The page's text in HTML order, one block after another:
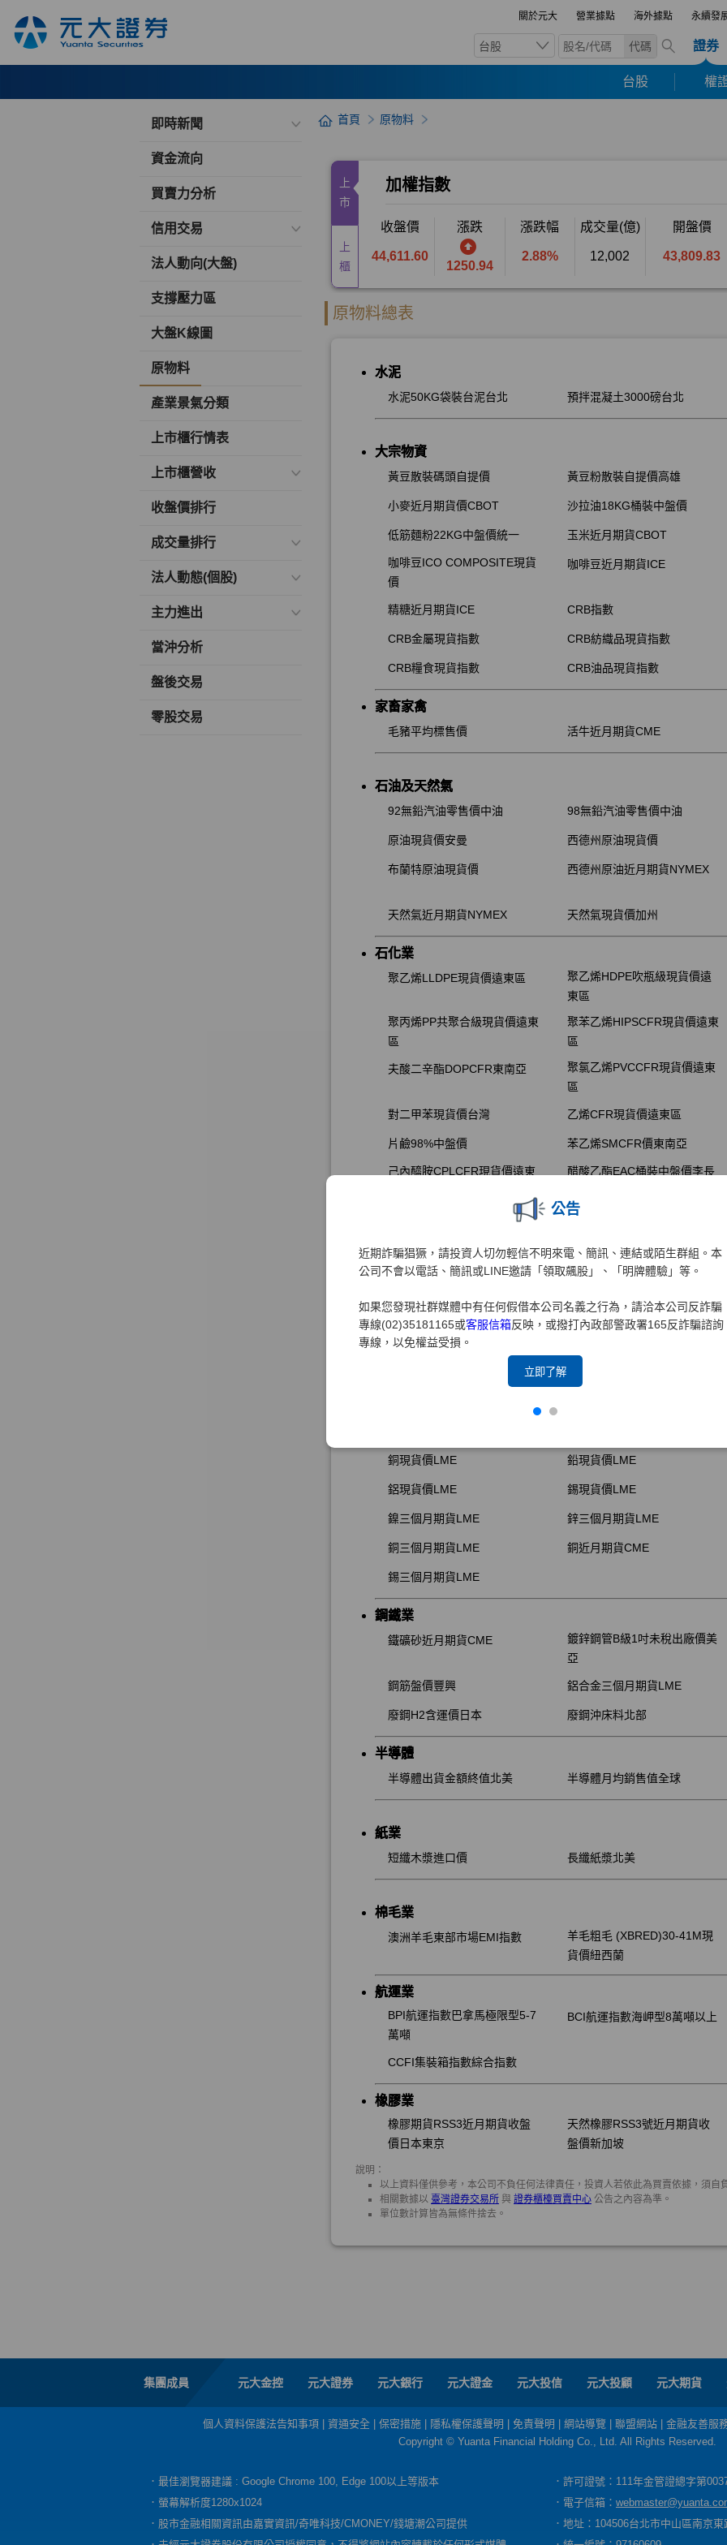
關於元大 營業據點 海外據點 永續發
台股 代碼 證券
台股 權
公告
近期詐騙猖獗，請投資人切勿輕信不明來電、簡訊、連結或陌生群組。本
公司不會以電話、簡訊或LINE邀請「領取飆股」、「明牌體驗」等。
如果您發現社群媒體中有任何假借本公司名義之行為，請洽本公司反詐騙
專線(02)35181165或客服信箱反映，或撥打內政部警政署165反詐騙諮詢
專線，以免權益受損。
立即了解
即時新聞
資金流向
買賣力分析
信用交易
法人動向(大盤)
支撐壓力區
大盤K線圖
原物料
產業景氣分類
上市櫃行情表
上市櫃營收
收盤價排行
成交量排行
法人動態(個股)
主力進出
當沖分析
盤後交易
零股交易
首頁 原物料
集團成員 元大金控 元大證券 元大銀行 元大證金 元大投信 元大投顧 元大期貨
個人資料保護法告知事項 資通安全 保密措施 隱私權保護聲明 免責聲明 網站導覽 聯盟網站
金融友善服
Copyright © Yuanta Financial Holding Co., Ltd. All Rights Reserved.
．最佳瀏覽器建議 : Google Chrome 100, Edge 100以上等版本
．許可證號：111年金管證總字第
．螢幕解析度1280x1024
．電子信箱：
．股市金融相關資訊由嘉實資訊/奇唯科技/CMONEY/錢塘潮公司提供
．地址：104506台北市中山區南京